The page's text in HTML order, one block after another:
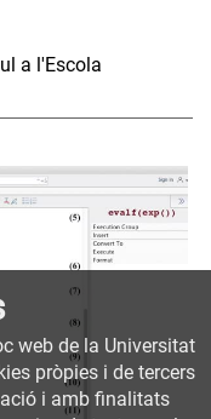
a l'Escola
web de la Universitat
pròpies i de tercers
i amb finalitats